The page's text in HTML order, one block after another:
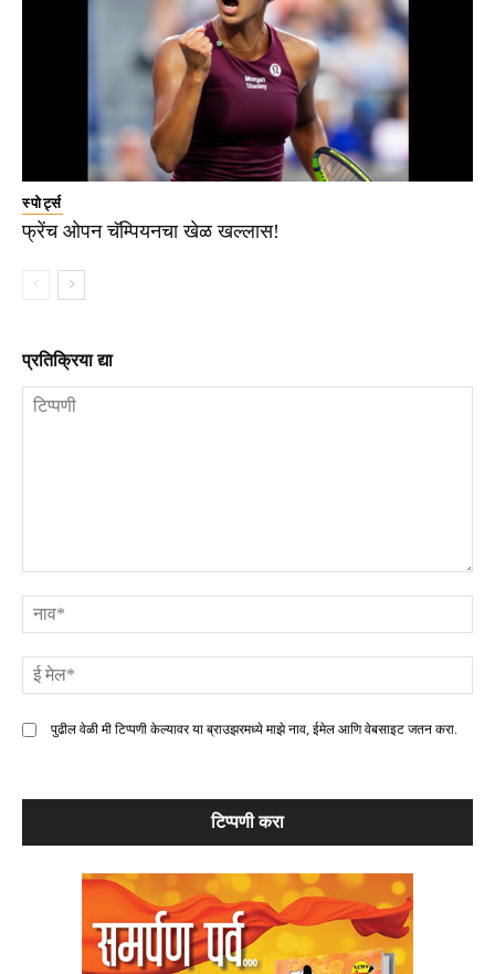
स्पोर्ट्स
फ्रेंच ओपन चॅम्पियनचा खेळ खल्लास!
प्रतिक्रिया द्या
पुढील वेळी मी टिप्पणी केल्यावर या ब्राउझरमध्ये माझे नाव, ईमेल आणि वेबसाइट जतन करा.